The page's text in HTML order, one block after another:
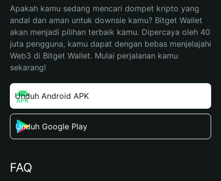
Apakah kamu sedang mencari dompet kripto yang
andal dan aman untuk downsie kamu? Bitget Wallet
akan menjadi pilihan terbaik kamu. Dipercaya oleh 40
juta pengguna, kamu dapat dengan bebas menjelajahi
Web3 di Bitget Wallet. Mulai perjalanan kamu
sekarang!
Unduh Android APK
Unduh Google Play
FAQ